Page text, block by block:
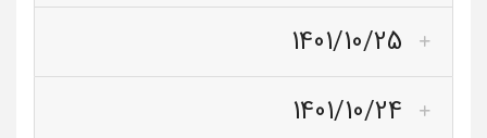
1401/10/25
1401/10/24